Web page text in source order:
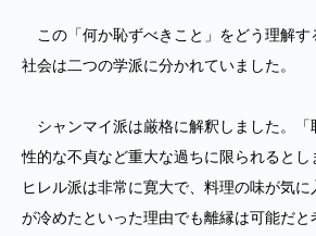
この「何か恥ずべきこと」をどう理解す
社会は二つの学派に分かれていました。
シャンマイ派は厳格に解釈しました。「
性的な不貞など重大な過ちに限られると
ヒレル派は非常に寛大で、料理の味が気
が冷めたといった理由でも離縁は可能だと